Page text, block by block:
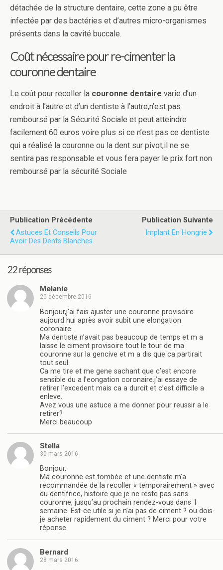
détachée de la structure dentaire, cette zone a pu être
infectée par des bactéries et d’autres micro-organismes
présents dans la cavité buccale.
Coût nécessaire pour re-cimenter la
couronne dentaire
Le coût pour recoller la couronne dentaire varie d’un
endroit à l’autre et d’un dentiste à l’autre,n’est pas
remboursé par la Sécurité Sociale et peut atteindre
facilement 60 euros voire plus si ce n’est pas ce dentiste
qui a réalisé la couronne ou la dent sur pivot,il ne se
sentira pas responsable et vous fera payer le prix fort non
remboursé par la sécurité Sociale
Publication Précédente
Astuces Et Conseils Pour
Avoir Des Dents Blanches
Publication Suivante
Implant En Hongrie
22 réponses
Melanie
20 décembre 2016
Bonjour,j’ai fais ajuster une couronne provisoire
aujourd hui après avoir subit une elongation
coronaire.
Ma dentiste n’avait pas beaucoup de temps et m a
laisse le ciment provisoire tout le tour de ma
couronne sur la gencive et m a dis que ca partirait
tout seul.
Ca me tire et me gene sachant que c’est encore
sensible du a l’eongation coronaire.j’ai essaye de
retirer l’excedent mais ca a durcit et c’est difficile a
enleve.
Avez vous une astuce a me donner pour reussir a le
retirer?
Merci beaucoup
Stella
30 mars 2016
Bonjour,
Ma couronne est tombée et une dentiste m’a
recommandée de la recoller « temporairement » avec
du dentifrice, histoire que je ne reste pas sans
couronne, jusqu’au prochain rendez-vous dans 1
semaine. Est-ce utile si je n’ai pas de ciment ? ou dois-
je acheter rapidement du ciment ? Merci pour votre
réponse.
Bernard
28 mars 2016